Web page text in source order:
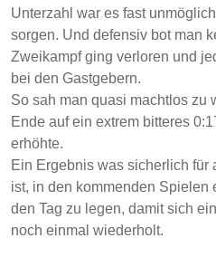
Unterzahl war es fast
sorgen. Und defensiv bot man
Zweikampf ging verloren und
bei den Gastgebern.
So sah man quasi machtlos zu
Ende auf ein extrem bitteres
erhöhte.
Ein Ergebnis was sicherlich für
ist, in den kommenden Spielen
den Tag zu legen, damit sich
noch einmal wiederholt.